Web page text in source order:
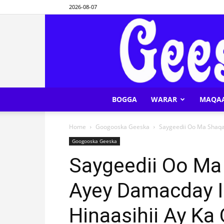
2026-08-07
BOGGA WARAR
Home Googooska Geeska Saygeedii Oo Ma
Googooska Geeska
Saygeedii Oo
Ayey Damacday
Hinaasihii Ay Ka